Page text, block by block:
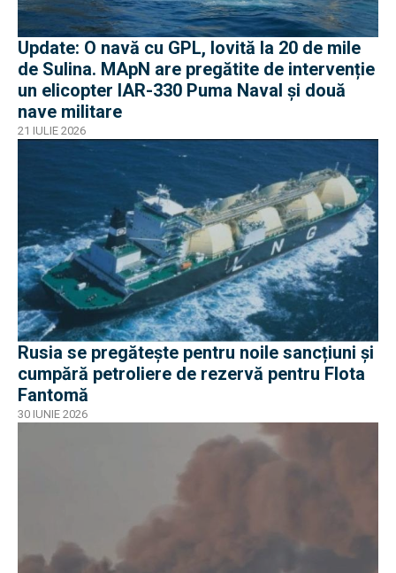
Update: O navă cu GPL, lovită la 20 de mile
de Sulina. MApN are pregătite de intervenție
un elicopter IAR-330 Puma Naval și două
nave militare
21 IULIE 2026
Rusia se pregătește pentru noile sancțiuni și
cumpără petroliere de rezervă pentru Flota
Fantomă
30 IUNIE 2026